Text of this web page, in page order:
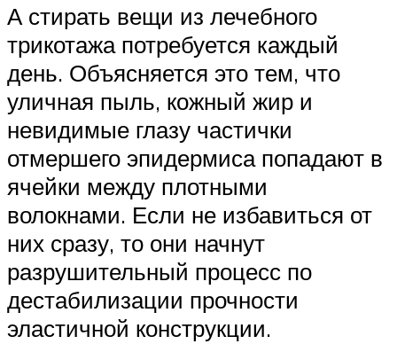
А стирать вещи из лечебного
трикотажа потребуется каждый
день. Объясняется это тем, что
уличная пыль, кожный жир и
невидимые глазу частички
отмершего эпидермиса попадают в
ячейки между плотными
волокнами. Если не избавиться от
них сразу, то они начнут
разрушительный процесс по
дестабилизации прочности
эластичной конструкции.